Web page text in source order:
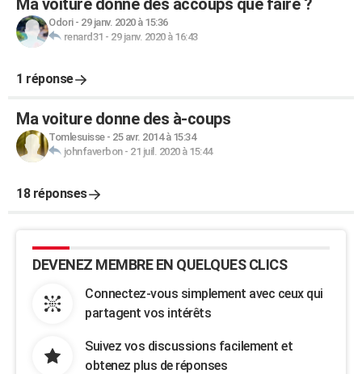
Ma voiture donne des accoups que faire ?
Odori- 29 janv. 2020 à 15:36
renard31 - 29 janv. 2020 à 16:43
1 réponse
Ma voiture donne des à-coups
Tomlesuisse- 25 avr. 2014 à 15:34
johnfaverbon- 21 juil. 2020 à 15:44
18 réponses
DEVENEZ MEMBRE EN QUELQUES CLICS
Connectez-vous simplement avec ceux qui
partagent vos intérêts
Suivez vos discussions facilement et
obtenez plus de réponses